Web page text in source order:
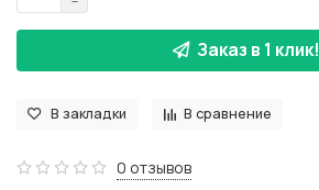
Заказ в 1 клик!
В закладки В сравнение
0 отзывов